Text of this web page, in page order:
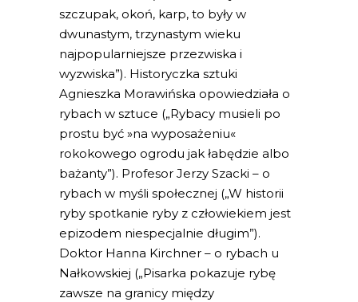
szczupak, okoń, karp, to były w
dwunastym, trzynastym wieku
najpopularniejsze przezwiska i
wyzwiska”). Historyczka sztuki
Agnieszka Morawińska opowiedziała o
rybach w sztuce („Rybacy musieli po
prostu być »na wyposażeniu«
rokokowego ogrodu jak łabędzie albo
bażanty”). Profesor Jerzy Szacki – o
rybach w myśli społecznej („W historii
ryby spotkanie ryby z człowiekiem jest
epizodem niespecjalnie długim”).
Doktor Hanna Kirchner – o rybach u
Nałkowskiej („Pisarka pokazuje rybę
zawsze na granicy między